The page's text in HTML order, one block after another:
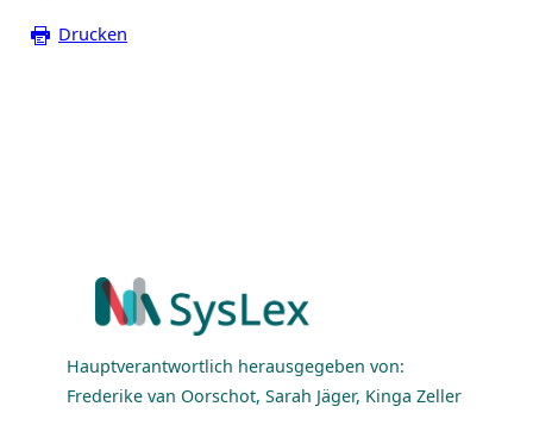
Drucken
Hauptverantwortlich herausgegeben von:
Frederike van Oorschot, Sarah Jäger, Kinga Zeller